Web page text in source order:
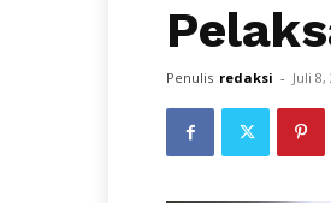
Penulis redaksi - Juli 8,